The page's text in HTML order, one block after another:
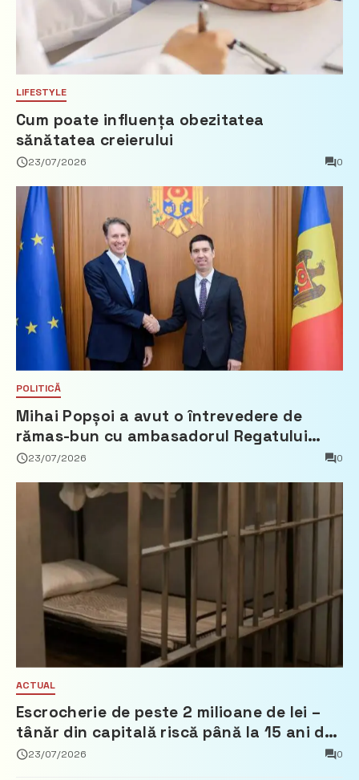
LIFESTYLE
Cum poate influența obezitatea
sănătatea creierului
23/07/2026 0
POLITICĂ
Mihai Popșoi a avut o întrevedere de
rămas-bun cu ambasadorul Regatului
Țărilor de Jos, Fred Duijn
23/07/2026 0
ACTUAL
Escrocherie de peste 2 milioane de lei –
tânăr din capitală riscă până la 15 ani de
închisoare
23/07/2026 0